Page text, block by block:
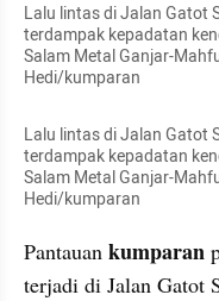
Lalu lintas di Jalan Gatot
terdampak kepadatan
Salam Metal Ganjar-
Hedi/kumparan
Lalu lintas di Jalan Gatot
terdampak kepadatan
Salam Metal Ganjar-
Hedi/kumparan
Pantauan kumparan
terjadi di Jalan Gatot